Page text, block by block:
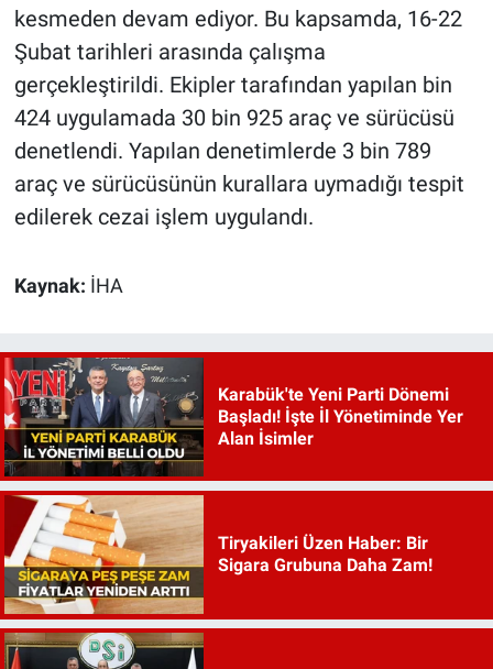
kesmeden devam ediyor. Bu kapsamda, 16-22
Şubat tarihleri arasında çalışma
gerçekleştirildi. Ekipler tarafından yapılan bin
424 uygulamada 30 bin 925 araç ve sürücüsü
denetlendi. Yapılan denetimlerde 3 bin 789
araç ve sürücüsünün kurallara uymadığı tespit
edilerek cezai işlem uygulandı.
Kaynak: İHA
Karabük'te Yeni Parti Dönemi
Başladı! İşte İl Yönetiminde Yer
Alan İsimler
Tiryakileri Üzen Haber: Bir
Sigara Grubuna Daha Zam!